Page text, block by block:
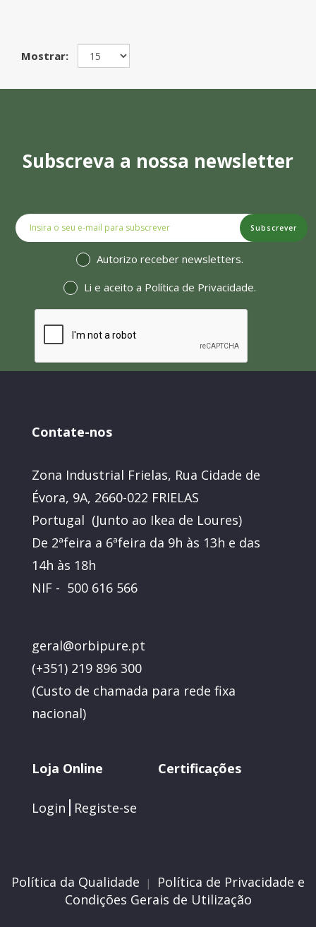
Mostrar:
Subscreva a nossa newsletter
Subscrever
Autorizo receber newsletters.
Li e aceito a Política de Privacidade.
Contate-nos
Zona Industrial Frielas, Rua Cidade de
Évora, 9A, 2660-022 FRIELAS
Portugal (Junto ao Ikea de Loures)
De 2ªfeira a 6ªfeira da 9h às 13h e das
14h às 18h
NIF - 500 616 566
geral@orbipure.pt
(+351) 219 896 300
(Custo de chamada para rede fixa
nacional)
Loja Online
Login Registe-se
Certificações
Política da Qualidade | Política de Privacidade e
Condições Gerais de Utilização